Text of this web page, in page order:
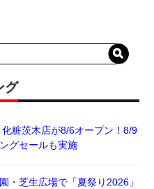
グ
粧茨木店が8/6オープン！8/9
グセールも実施
・芝生広場で「夏祭り2026」